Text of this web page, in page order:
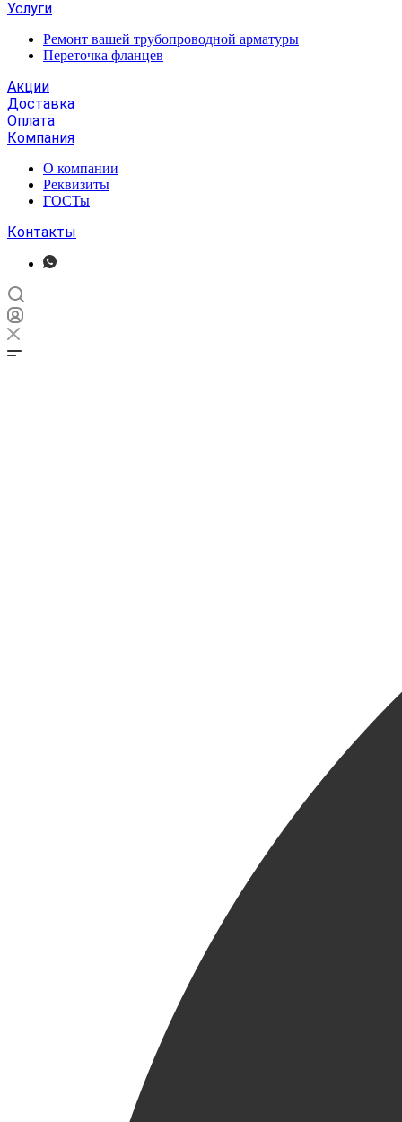
Услуги
Ремонт вашей трубопроводной арматуры
Переточка фланцев
Акции
Доставка
Оплата
Компания
О компании
Реквизиты
ГОСТы
Контакты